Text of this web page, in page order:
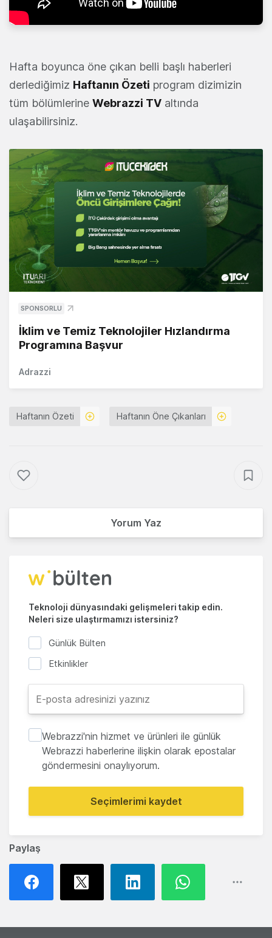
Paylaş
Hafta boyunca öne çıkan belli başlı haberleri
derlediğimiz Haftanın Özeti program dizimizin
tüm bölümlerine Webrazzi TV altında
ulaşabilirsiniz.
SPONSORLU
İklim ve Temiz Teknolojiler Hızlandırma
Programına Başvur
Adrazzi
Haftanın Özeti Haftanın Öne Çıkanları
Yorum Yaz
Teknoloji dünyasındaki gelişmeleri takip edin.
Neleri size ulaştırmamızı istersiniz?
Günlük Bülten
Etkinlikler
Webrazzi'nin hizmet ve ürünleri ile günlük
Webrazzi haberlerine ilişkin olarak epostalar
göndermesini onaylıyorum.
Seçimlerimi kaydet